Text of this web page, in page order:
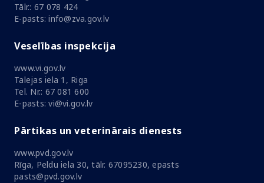
Tālr.: 67 078 424
E-pasts: info@zva.gov.lv
Veselības inspekcija
www.vi.gov.lv
Talejas iela 1, Riga
Tel. Nr.: 67 081 600
E-pasts: vi@vi.gov.lv
Pārtikas un veterinārais dienests
www.pvd.gov.lv
Rīga, Peldu iela 30, tālr. 67095230, epasts
pasts@pvd.gov.lv